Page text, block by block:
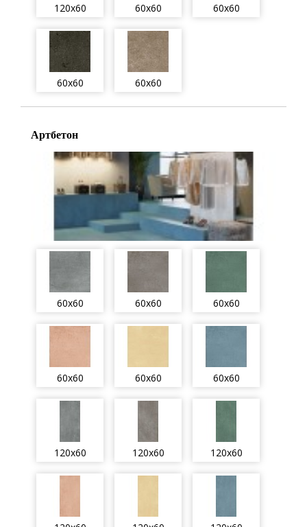
120x60 60x60 60x60
60x60 60x60
Артбетон
60x60 60x60 60x60
60x60 60x60 60x60
120x60 120x60 120x60